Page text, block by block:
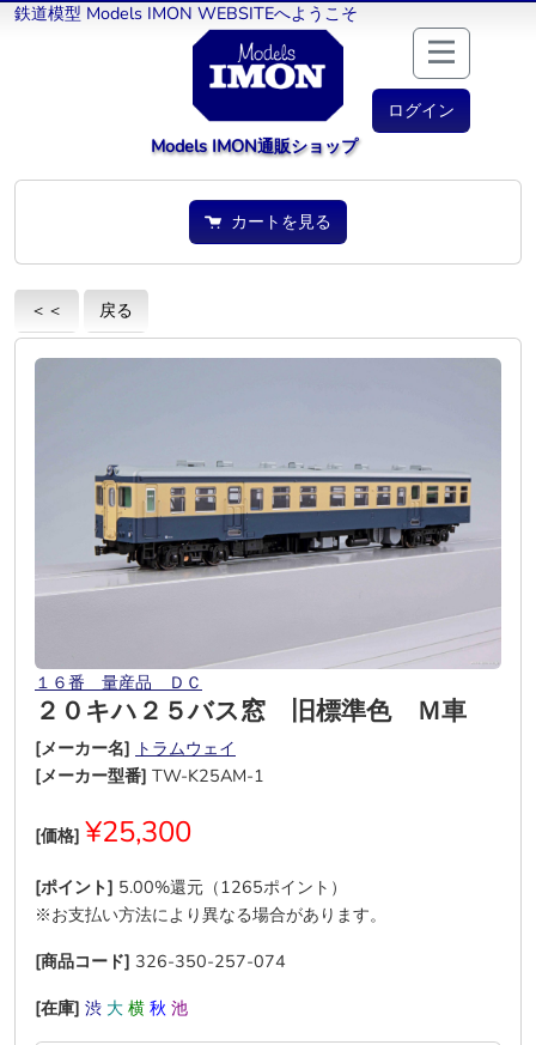
鉄道模型 Models IMON WEBSITEへようこそ
ログイン
Models IMON通販ショップ
カートを見る
＜＜ 戻る
１６番 量産品 ＤＣ
２０キハ２５バス窓 旧標準色 Ｍ車
[メーカー名] トラムウェイ
[メーカー型番] TW-K25AM-1
[価格] ¥25,300
[ポイント] 5.00%還元（1265ポイント）
※お支払い方法により異なる場合があります。
[商品コード] 326-350-257-074
[在庫] 渋 大 横 秋 池